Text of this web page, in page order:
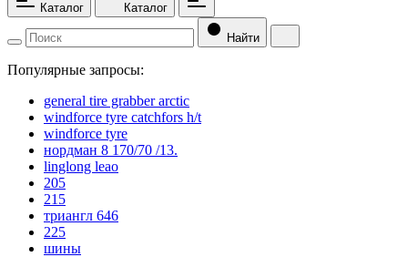
Каталог Каталог
Найти
Популярные запросы:
general tire grabber arctic
windforce tyre catchfors h/t
windforce tyre
нордман 8 170/70 /13.
linglong leao
205
215
триангл 646
225
шины